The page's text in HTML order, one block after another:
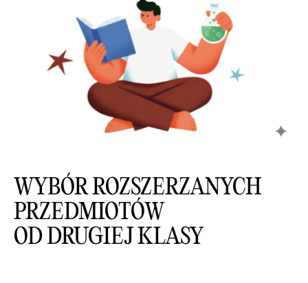
WYBÓR ROZSZERZANYCH
PRZEDMIOTÓW
OD DRUGIEJ KLASY